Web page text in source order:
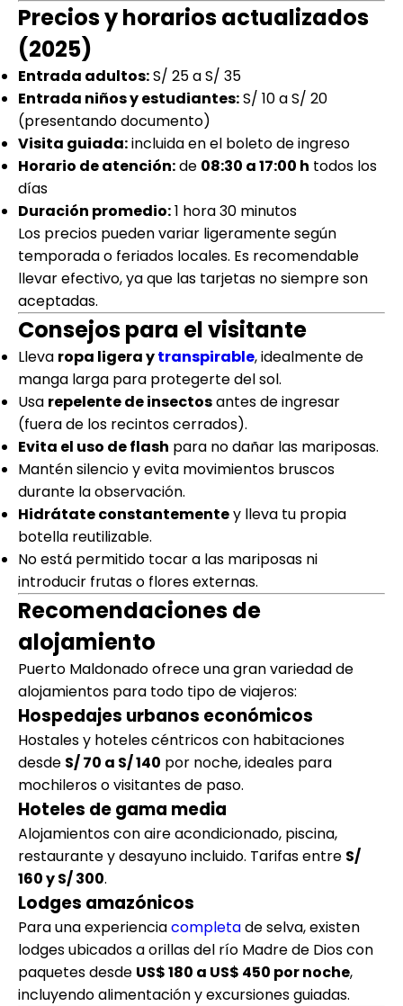
Precios y horarios actualizados
(2025)
Entrada adultos:S/ 25 a S/ 35
Entrada niños y estudiantes:S/ 10 a S/ 20
(presentando documento)
Visita guiada:incluida en el boleto de ingreso
Horario de atención:de 08:30 a 17:00 h todos los
días
Duración promedio:1 hora 30 minutos
Los precios pueden variar ligeramente según
temporada o feriados locales. Es recomendable
llevar efectivo, ya que las tarjetas no siempre son
aceptadas.
Consejos para el visitante
Lleva ropa ligera ytranspirable, idealmente de
manga larga para protegerte del sol.
Usa repelente de insectosantes de ingresar
(fuera de los recintos cerrados).
Evita el uso de flash para no dañar las mariposas.
Mantén silencio y evita movimientos bruscos
durante la observación.
Hidrátate constantementey lleva tu propia
botella reutilizable.
No está permitido tocar a las mariposas ni
introducir frutas o flores externas.
Recomendaciones de
alojamiento
Puerto Maldonado ofrece una gran variedad de
alojamientos para todo tipo de viajeros:
Hospedajes urbanos económicos
Hostales y hoteles céntricos con habitaciones
desde S/ 70 a S/ 140 por noche, ideales para
mochileros o visitantes de paso.
Hoteles de gama media
Alojamientos con aire acondicionado, piscina,
restaurante y desayuno incluido. Tarifas entre S/
160 y S/ 300.
Lodges amazónicos
Para una experienciacompletade selva, existen
lodges ubicados a orillas del río Madre de Dios con
paquetes desde US$ 180 a US$ 450 por noche,
incluyendo alimentación y excursiones guiadas.